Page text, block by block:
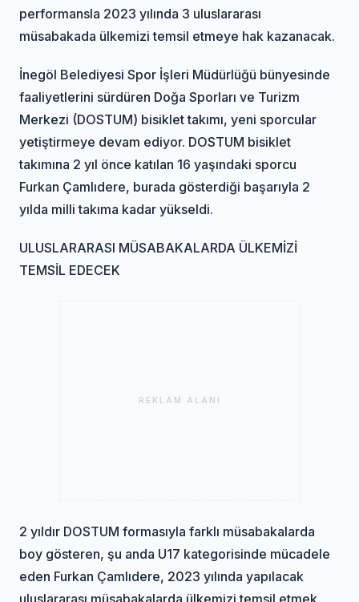
performansla 2023 yılında 3 uluslararası
müsabakada ülkemizi temsil etmeye hak kazanacak.
İnegöl Belediyesi Spor İşleri Müdürlüğü bünyesinde
faaliyetlerini sürdüren Doğa Sporları ve Turizm
Merkezi (DOSTUM) bisiklet takımı, yeni sporcular
yetiştirmeye devam ediyor. DOSTUM bisiklet
takımına 2 yıl önce katılan 16 yaşındaki sporcu
Furkan Çamlıdere, burada gösterdiği başarıyla 2
yılda milli takıma kadar yükseldi.
ULUSLARARASI MÜSABAKALARDA ÜLKEMİZİ
TEMSİL EDECEK
REKLAM ALANI
2 yıldır DOSTUM formasıyla farklı müsabakalarda
boy gösteren, şu anda U17 kategorisinde mücadele
eden Furkan Çamlıdere, 2023 yılında yapılacak
uluslararası müsabakalarda ülkemizi temsil etmek